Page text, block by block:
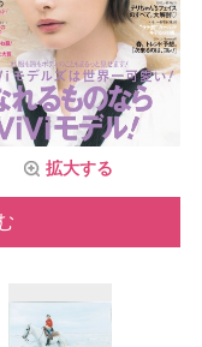
拡大する